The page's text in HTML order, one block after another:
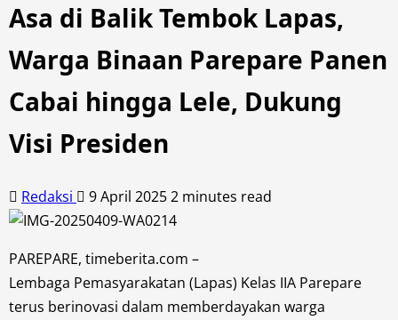
Asa di Balik Tembok Lapas,
Warga Binaan Parepare Panen
Cabai hingga Lele, Dukung
Visi Presiden
Redaksi 9 April 20252 minutes read
PAREPARE, timeberita.com –
Lembaga Pemasyarakatan (Lapas) Kelas IIA Parepare
terus berinovasi dalam memberdayakan warga